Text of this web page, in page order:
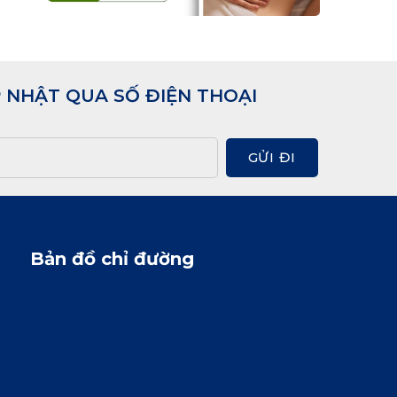
QUA SỐ ĐIỆN THOẠI
GỬI ĐI
Bản đồ chỉ đường